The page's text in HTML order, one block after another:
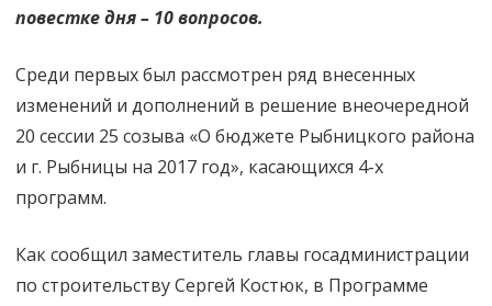
повестке дня – 10 вопросов.
Среди первых был рассмотрен ряд внесенных
изменений и дополнений в решение внеочередной
20 сессии 25 созыва «О бюджете Рыбницкого района
и г. Рыбницы на 2017 год», касающихся 4-х
программ.
Как сообщил заместитель главы госадминистрации
по строительству Сергей Костюк, в Программе